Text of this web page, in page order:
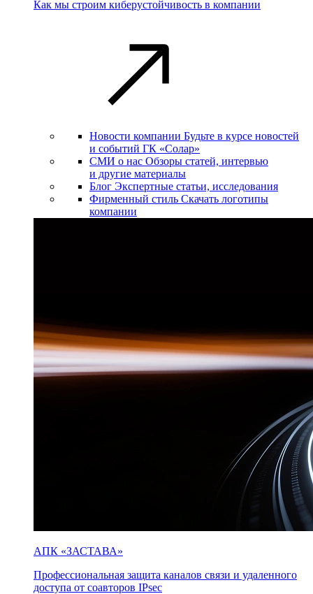
Как мы строим киберустойчивость в компании
Новости компании Будьте в курсе новостей
и событий ГК «Солар»
СМИ о нас Обзоры статей, интервью
и другие материалы
Блог Экспертные статьи, исследования
Фирменный стиль Скачать логотипы
компании
АПК «ЗАСТАВА»
Профессиональная защита каналов связи и удаленного
доступа от соавторов IPsec